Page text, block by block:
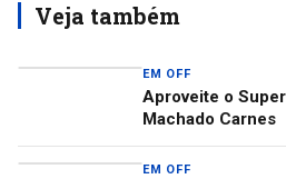
Veja também
EM OFF
Aproveite o
Machado Carnes
EM OFF